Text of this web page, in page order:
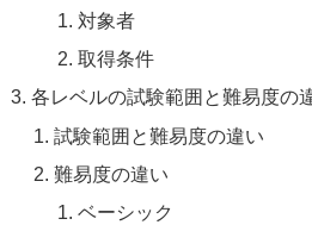
対象者
取得条件
各レベルの試験範囲と難易度の
試験範囲と難易度の違い
難易度の違い
ベーシック